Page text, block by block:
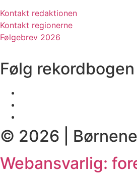
Kontakt redaktionen
Kontakt regionerne
Følgebrev 2026
Følg rekordbogen
© 2026 |
Webansvarlig: